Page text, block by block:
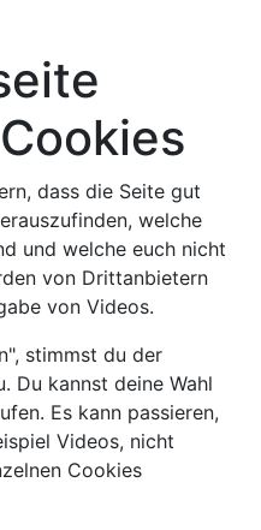
dass die Seite gut
welche
und welche euch nicht
von Drittanbietern
von Videos.
stimmst du der
Du kannst deine Wahl
Es kann passieren,
Videos, nicht
Cookies